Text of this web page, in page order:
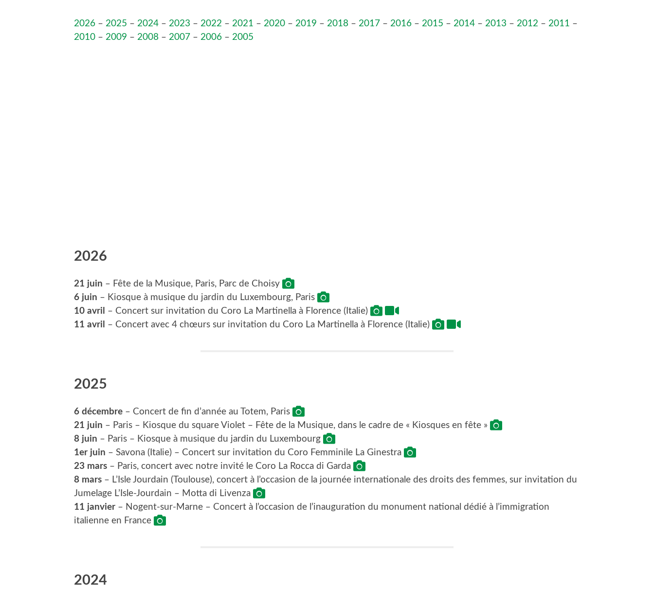
2026 – 2025 – 2024 – 2023 – 2022 – 2021 – 2020 – 2019 – 2018 – 2017 – 2016 – 2015 – 2014 – 2013 – 2012 – 2011 –
2010 – 2009 – 2008 – 2007 – 2006 – 2005
2026
21 juin – Fête de la Musique, Paris, Parc de Choisy
6 juin – Kiosque à musique du jardin du Luxembourg, Paris
10 avril – Concert sur invitation du Coro La Martinella à Florence (Italie)
11 avril
– Concert avec 4 chœurs sur invitation du Coro La Martinella à Florence (Italie)
2025
6 décembre – Concert de fin d’année au Totem, Paris
21 juin – Paris – Kiosque du square Violet – Fête de la Musique, dans le cadre de « Kiosques en fête »
8 juin – Paris – Kiosque à musique du jardin du Luxembourg
1er juin – Savona (Italie) – Concert sur invitation du Coro Femminile La Ginestra
23 mars – Paris, concert avec notre invité le Coro La Rocca di Garda
8 mars – L’Isle Jourdain (Toulouse), concert à l’occasion de la journée internationale des droits des femmes, sur invitation du
Jumelage L’Isle-Jourdain – Motta di Livenza
11 janvier – Nogent-sur-Marne – Concert à l’occasion de l’inauguration du monument national dédié à l’immigration
italienne en France
2024